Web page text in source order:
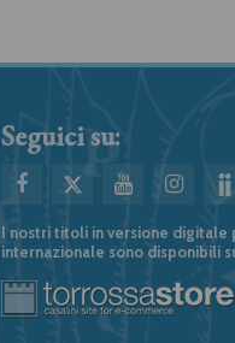
Seguici su:
I nostri titoli in versione digitale
internazionale sono disponibili